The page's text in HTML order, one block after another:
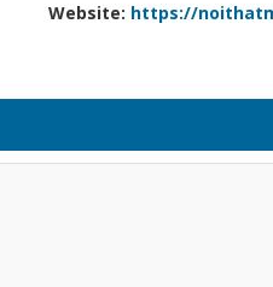
Website: https://